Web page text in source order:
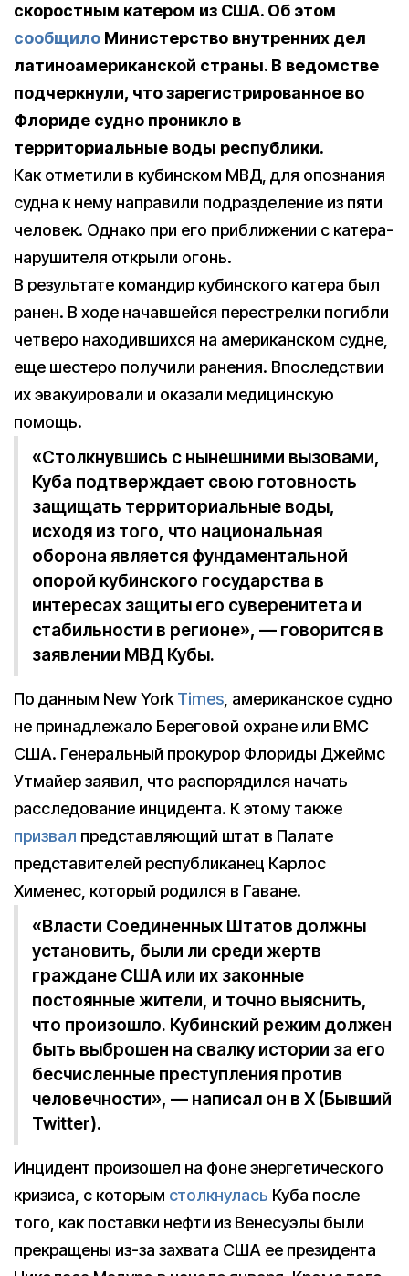
скоростным катером из США. Об этом
сообщило Министерство внутренних дел
латиноамериканской страны. В ведомстве
подчеркнули, что зарегистрированное во
Флориде судно проникло в
территориальные воды республики.
Как отметили в кубинском МВД, для опознания
судна к нему направили подразделение из пяти
человек. Однако при его приближении с катера-
нарушителя открыли огонь.
В результате командир кубинского катера был
ранен. В ходе начавшейся перестрелки погибли
четверо находившихся на американском судне,
еще шестеро получили ранения. Впоследствии
их эвакуировали и оказали медицинскую
помощь.
«Столкнувшись с нынешними вызовами,
Куба подтверждает свою готовность
защищать территориальные воды,
исходя из того, что национальная
оборона является фундаментальной
опорой кубинского государства в
интересах защиты его суверенитета и
стабильности в регионе», — говорится в
заявлении МВД Кубы.
По данным New YorkTimes, американское судно
не принадлежало Береговой охране или ВМС
США. Генеральный прокурор Флориды Джеймс
Утмайер заявил, что распорядился начать
расследование инцидента. К этому также
призвал представляющий штат в Палате
представителей республиканец Карлос
Хименес, который родился в Гаване.
«Власти Соединенных Штатов должны
установить, были ли среди жертв
граждане США или их законные
постоянные жители, и точно выяснить,
что произошло. Кубинский режим должен
быть выброшен на свалку истории за его
бесчисленные преступления против
человечности», — написал он в X (Бывший
Twitter).
Инцидент произошел на фоне энергетического
кризиса, с которым столкнулась Куба после
того, как поставки нефти из Венесуэлы были
прекращены из-за захвата США ее президента